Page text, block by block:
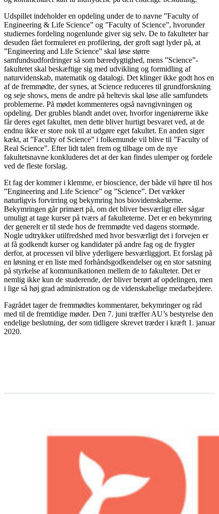
Udspillet indeholder en opdeling under de to navne ”Faculty of
Engineering & Life Science” og ”Faculty of Science”, hvorunder
studiernes fordeling nogenlunde giver sig selv. De to fakulteter har
desuden fået formuleret en profilering, der groft sagt lyder på, at
”Engineering and Life Science” skal løse større
samfundsudfordringer så som bæredygtighed, mens ”Science”-
fakultetet skal beskæftige sig med udvikling og formidling af
naturvidenskab, matematik og datalogi. Det klinger ikke godt hos en
af de fremmødte, der synes, at Science reduceres til grundforskning
og seje shows, mens de andre på heltevis skal løse alle samfundets
problemerne. På mødet kommenteres også navngivningen og
opdeling. Der grubles blandt andet over, hvorfor ingeniørerne ikke
får deres eget fakultet, men dette bliver hurtigt besvaret ved, at de
endnu ikke er store nok til at udgøre eget fakultet. En anden siger
kækt, at ”Faculty of Science” i folkemunde vil blive til ”Faculty of
Real Science”. Efter lidt talen frem og tilbage om de nye
fakultetsnavne konkluderes det at der kan findes ulemper og fordele
ved de fleste forslag.
Et fag der kommer i klemme, er bioscience, der både vil høre til hos
”Engineering and Life Science” og ”Science”. Det vækker
naturligvis forvirring og bekymring hos biovidenskaberne.
Bekymringen går primært på, om det bliver besværligt eller sågar
umuligt at tage kurser på tværs af fakulteterne. Det er en bekymring
der generelt er til stede hos de fremmødte ved dagens stormøde.
Nogle udtrykker utilfredshed med hvor besværligt det i forvejen er
at få godkendt kurser og kandidater på andre fag og de frygter
derfor, at processen vil blive yderligere besværliggjort. Et forslag på
en løsning er en liste med forhåndsgodkendelser og en stor satsning
på styrkelse af kommunikationen mellem de to fakulteter. Det er
nemlig ikke kun de studerende, der bliver berørt af opdelingen, men
i lige så høj grad administration og de videnskabelige medarbejdere.
Fagrådet tager de fremmødtes kommentarer, bekymringer og råd
med til de fremtidige møder. Den 7. juni træffer AU’s bestyrelse den
endelige beslutning, der som tidligere skrevet træder i kræft 1. januar
2020.